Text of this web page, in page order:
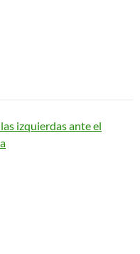
izquierdas ante el